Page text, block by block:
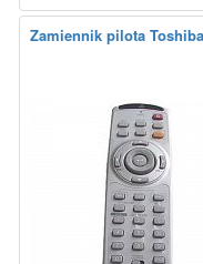
Zamiennik pilota